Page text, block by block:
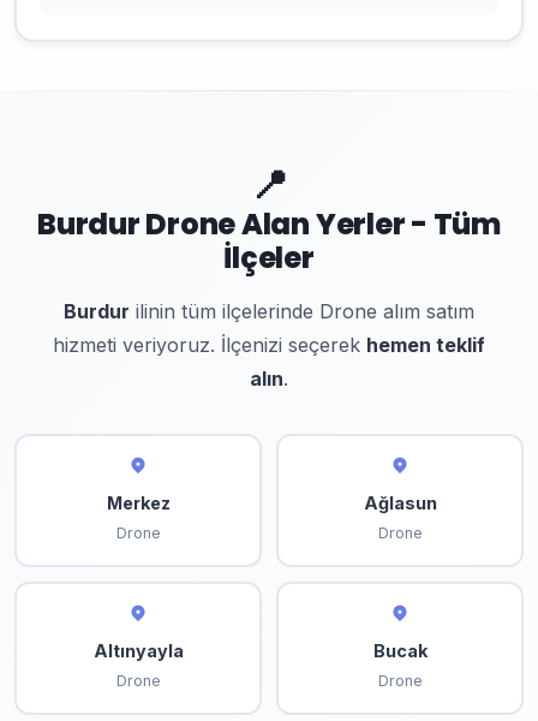
📍
Burdur Drone Alan Yerler - Tüm
İlçeler
Burdur ilinin tüm ilçelerinde Drone alım satım
hizmeti veriyoruz. İlçenizi seçerek hemen teklif
alın.
Merkez
Drone
Ağlasun
Drone
Altınyayla
Drone
Bucak
Drone